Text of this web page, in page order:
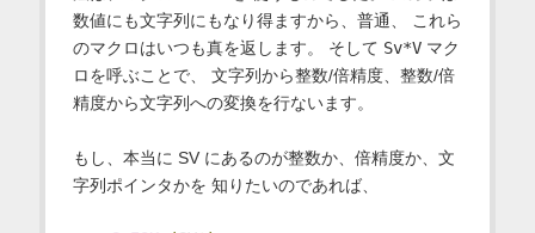
数値にも文字列にもなり得ますから、普通、 これら
のマクロはいつも真を返します。 そして Sv*Vマク
ロを呼ぶことで、 文字列から整数/倍精度、整数/倍
精度から文字列への変換を行ないます。
もし、本当に SV にあるのが整数か、倍精度か、文
字列ポインタかを 知りたいのであれば、